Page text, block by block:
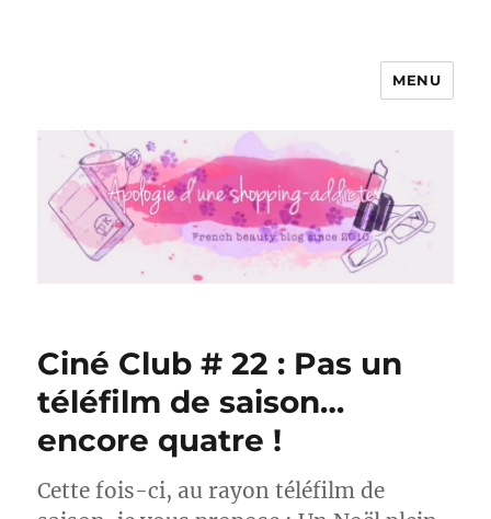
Apologie d'une Shopping-addicte
MENU
Ciné Club # 22 : Pas un
téléfilm de saison…
encore quatre !
Cette fois-ci, au rayon téléfilm de